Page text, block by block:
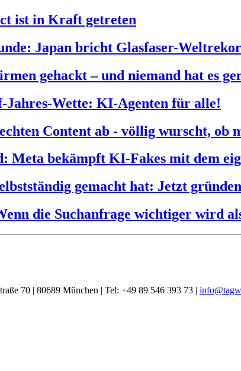
ist in Kraft getreten
Japan bricht Glasfaser-
gehackt – und niemand hat es
Jahres-Wette: KI-Agenten für alle!
Content ab - völlig wurscht, ob
Meta bekämpft KI-Fakes mit dem
gemacht hat: Jetzt
die Suchanfrage wichtiger wird
70 | 80689 München | Tel: +49 89 546 393 73 |